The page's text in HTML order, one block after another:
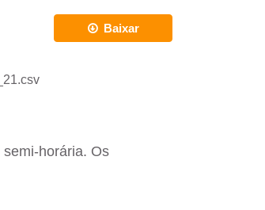
Baixar
horária. Os